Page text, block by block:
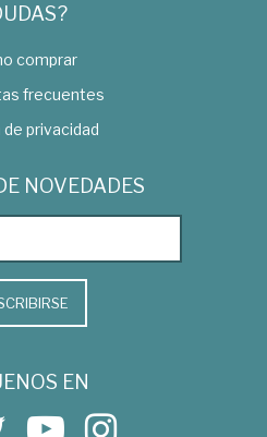
comprar
frecuentes
de privacidad
NOVEDADES
EN